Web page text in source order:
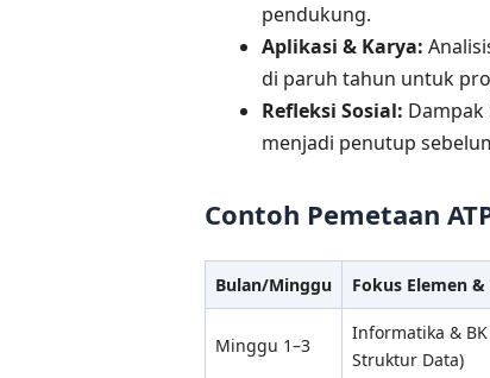
pendukung.
Aplikasi & Karya:
di paruh tahun untuk
Refleksi Sosial:
menjadi penutup
Contoh Pemetaan
Bulan/Minggu Fokus Elemen
Minggu 1–3
Informatika &
Struktur Data)